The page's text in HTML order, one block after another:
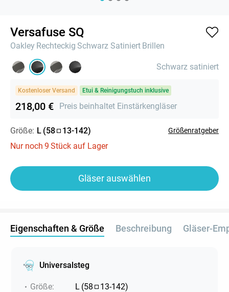
Versafuse SQ
Oakley Rechteckig Schwarz Satiniert Brillen
Schwarz satiniert
Kostenloser Versand Etui & Reinigungstuch inklusive
218,00 € Preis beinhaltet Einstärkengläser
Größe: L (58 13-142) Größenratgeber
Nur noch 9 Stück auf Lager
Gläser auswählen
Eigenschaften & Größe Beschreibung Gläser-
Universalsteg
Größe: L (58 13-142)